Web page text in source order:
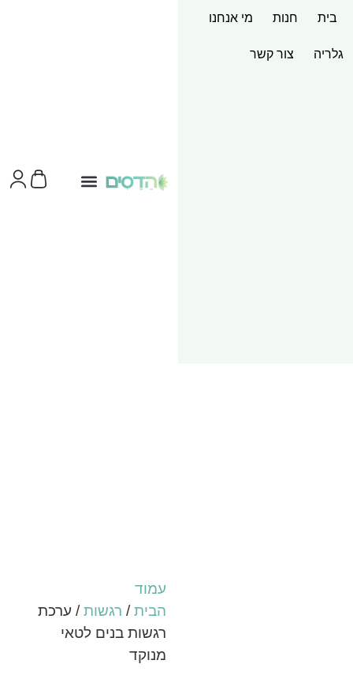
בית חנות מי אנחנו
גלריה צור קשר
עמוד
הבית/ רגשות/ ערכת
רגשות בנים לטאי
מנוקד